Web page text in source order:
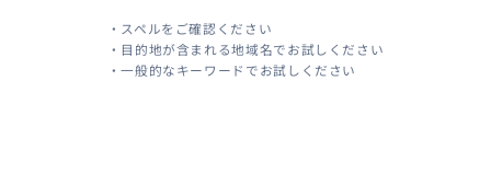
・スペルをご確認ください
・目的地が含まれる地域名でお試しください
・一般的なキーワードでお試しください